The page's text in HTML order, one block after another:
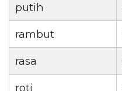
putih
rambut
rasa
roti